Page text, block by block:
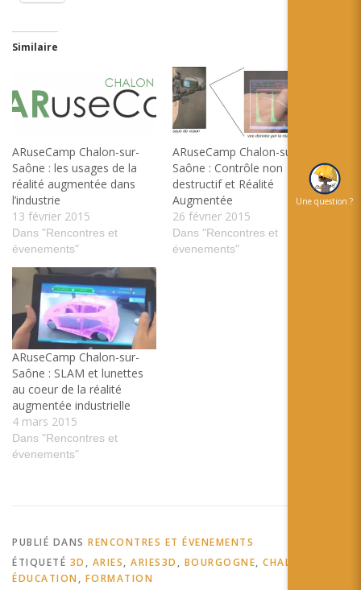
Similaire
ARuseCamp Chalon-sur-
Saône : les usages de la
réalité augmentée dans
l’industrie
13 février 2015
Dans "Rencontres et
évenements"
ARuseCamp Chalon-sur-
Saône : Contrôle non
destructif et Réalité
Augmentée
26 février 2015
Dans "Rencontres et
évenements"
ARuseCamp Chalon-sur-
Saône : SLAM et lunettes
au coeur de la réalité
augmentée industrielle
4 mars 2015
Dans "Rencontres et
évenements"
PUBLIÉ DANS RENCONTRES ET ÉVENEMENTS
ÉTIQUETÉ 3D, ARIES, ARIES3D, BOURGOGNE, CHALON
ÉDUCATION, FORMATION
Une question ?